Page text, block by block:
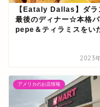
【Eataly Dallas】ダラ
最後のディナー☆本格パ
pepe＆ティラミスをい
2023
アメリカのお店情報